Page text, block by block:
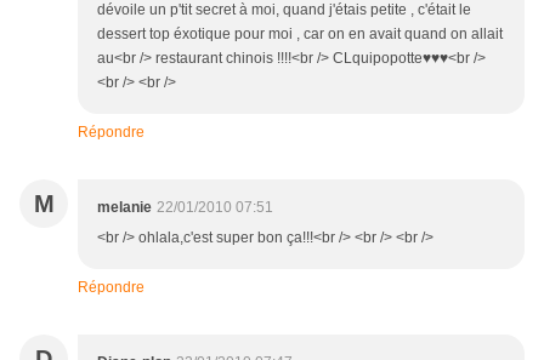
dévoile un p'tit secret à moi, quand j'étais petite , c'était le
dessert top éxotique pour moi , car on en avait quand on allait
au<br /> restaurant chinois !!!!<br /> CLquipopotte♥♥♥<br />
<br /> <br />
Répondre
M melanie 22/01/2010 07:51
<br /> ohlala,c'est super bon ça!!!<br /> <br /> <br />
Répondre